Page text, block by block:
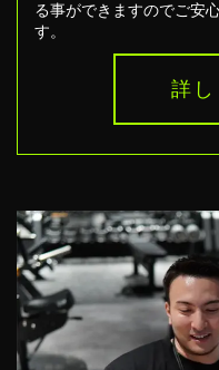
る事ができますのでご安
す。
詳し